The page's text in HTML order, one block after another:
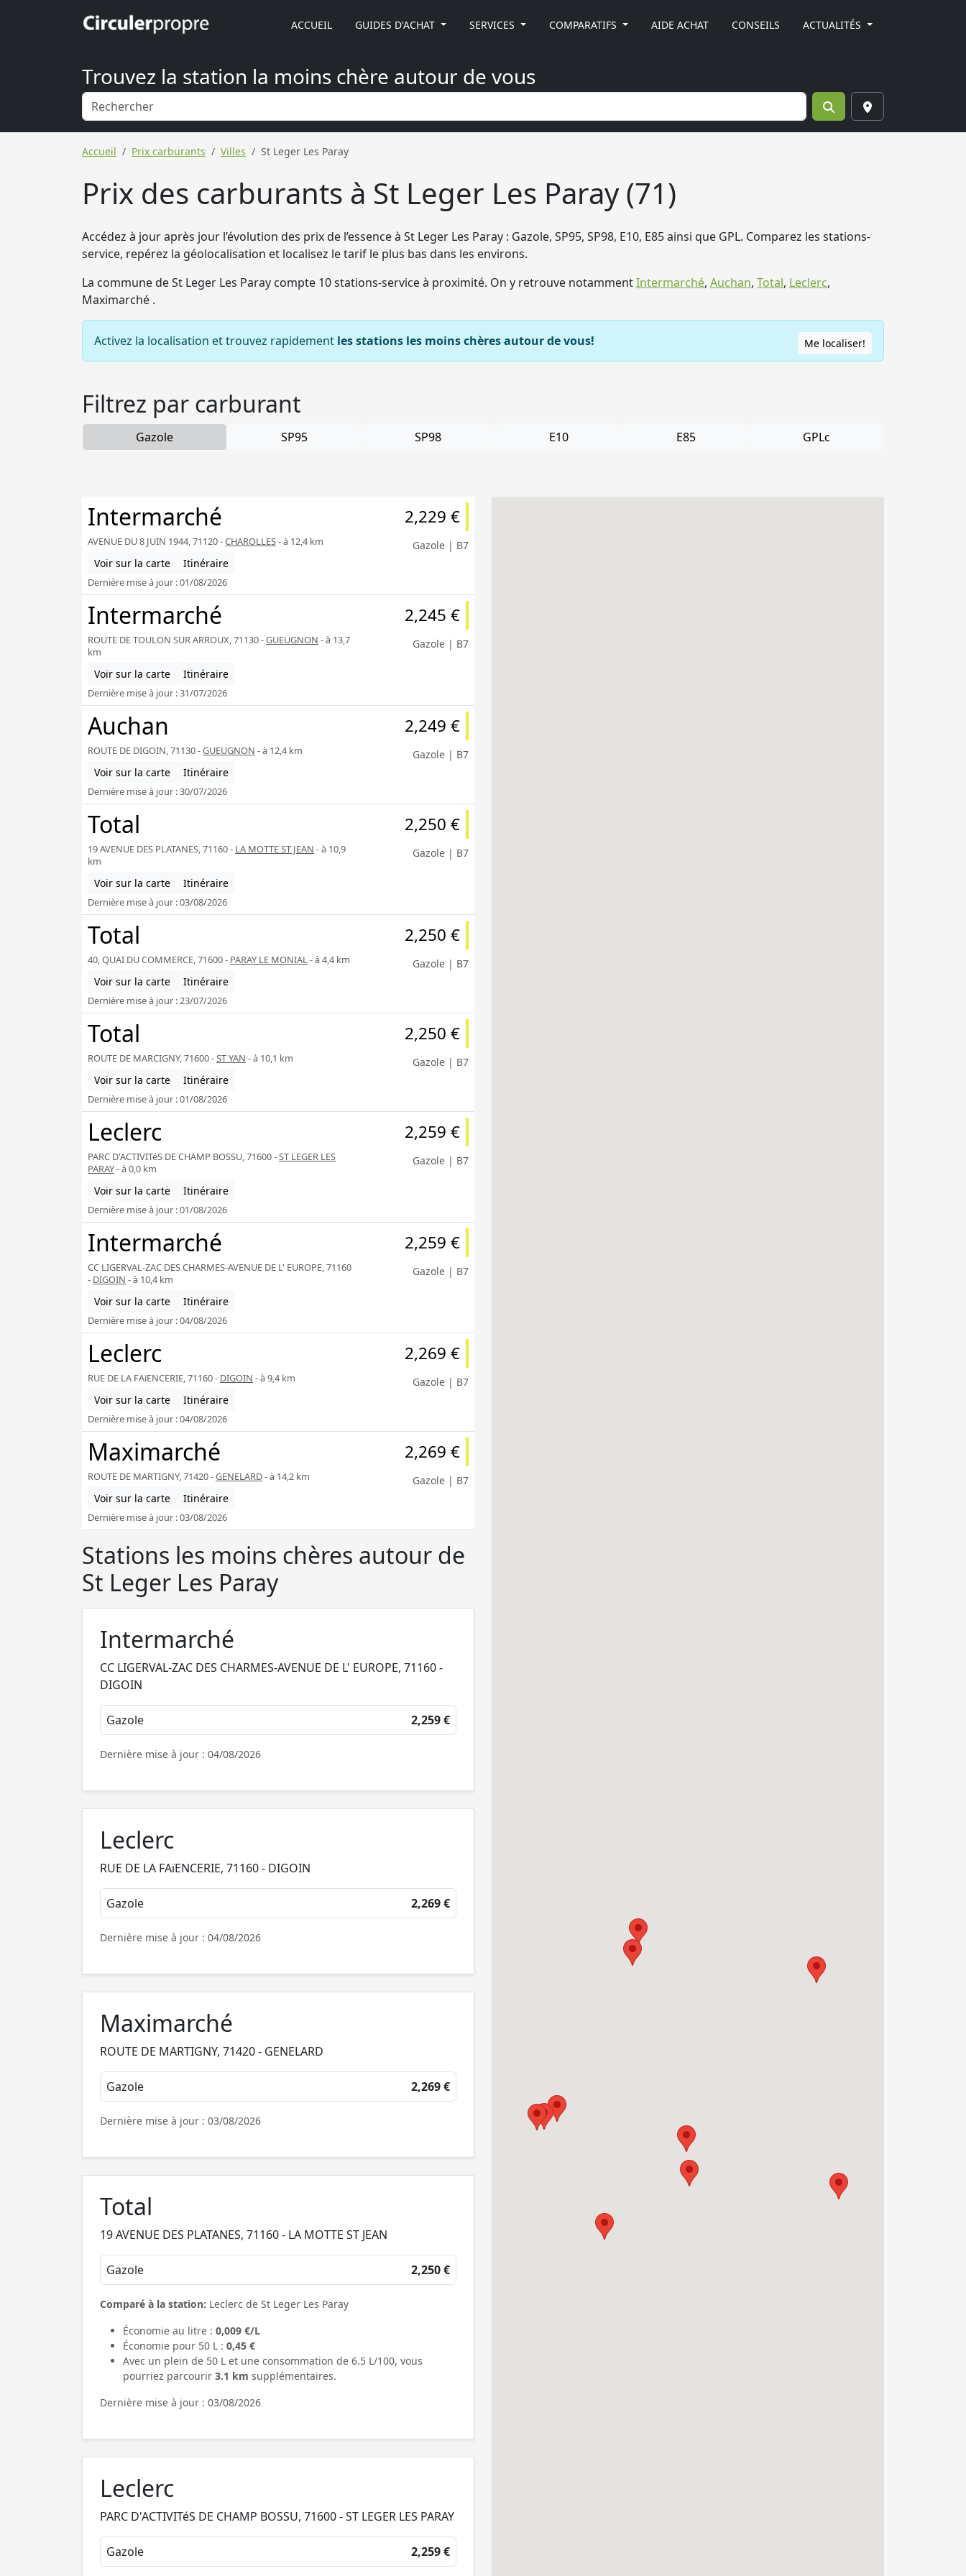
ACCUEIL GUIDES D'ACHAT SERVICES COMPARATIFS AIDE ACHAT CONSEILS ACTUALITÉS
Trouvez la station la moins chère autour de vous
Accueil Prix carburants Villes St Leger Les Paray
Prix des carburants à St Leger Les Paray (71)
Accédez à jour après jour l’évolution des prix de l’essence à St Leger Les Paray : Gazole, SP95, SP98, E10, E85 ainsi que GPL. Comparez les stations-
service, repérez la géolocalisation et localisez le tarif le plus bas dans les environs.
La commune de St Leger Les Paray compte 10 stations-service à proximité. On y retrouve notammentIntermarché, Auchan, Total, Leclerc,
Maximarché .
Activez la localisation et trouvez rapidement les stations les moins chères autour de vous! Me localiser!
Filtrez par carburant
Gazole SP95 SP98 E10 E85 GPLc
Intermarché
AVENUE DU 8 JUIN 1944, 71120 -CHAROLLES- à 12,4 km
Voir sur la carte Itinéraire
Dernière mise à jour : 01/08/2026
2,229 €
Gazole | B7
Intermarché
ROUTE DE TOULON SUR ARROUX, 71130 -GUEUGNON - à 13,7
km
Voir sur la carte Itinéraire
Dernière mise à jour : 31/07/2026
2,245 €
Gazole | B7
Auchan
ROUTE DE DIGOIN, 71130 -GUEUGNON - à 12,4 km
Voir sur la carte Itinéraire
Dernière mise à jour : 30/07/2026
2,249 €
Gazole | B7
Total
19 AVENUE DES PLATANES, 71160 - LA MOTTE ST JEAN - à 10,9
km
Voir sur la carte Itinéraire
Dernière mise à jour : 03/08/2026
2,250 €
Gazole | B7
Total
40, QUAI DU COMMERCE, 71600 - PARAY LE MONIAL- à 4,4 km
Voir sur la carte Itinéraire
Dernière mise à jour : 23/07/2026
2,250 €
Gazole | B7
Total
ROUTE DE MARCIGNY, 71600 -ST YAN - à 10,1 km
Voir sur la carte Itinéraire
Dernière mise à jour : 01/08/2026
2,250 €
Gazole | B7
Leclerc
PARC D'ACTIVITéS DE CHAMP BOSSU, 71600 -ST LEGER LES
PARAY- à 0,0 km
Voir sur la carte Itinéraire
Dernière mise à jour : 01/08/2026
2,259 €
Gazole | B7
Intermarché
CC LIGERVAL-ZAC DES CHARMES-AVENUE DE L' EUROPE, 71160
- DIGOIN - à 10,4 km
Voir sur la carte Itinéraire
Dernière mise à jour : 04/08/2026
2,259 €
Gazole | B7
Leclerc
RUE DE LA FAïENCERIE, 71160 - DIGOIN - à 9,4 km
Voir sur la carte Itinéraire
Dernière mise à jour : 04/08/2026
2,269 €
Gazole | B7
Maximarché
ROUTE DE MARTIGNY, 71420 -GENELARD- à 14,2 km
Voir sur la carte Itinéraire
Dernière mise à jour : 03/08/2026
2,269 €
Gazole | B7
Stations les moins chères autour de
St Leger Les Paray
Intermarché
CC LIGERVAL-ZAC DES CHARMES-AVENUE DE L' EUROPE, 71160 -
DIGOIN
Gazole 2,259 €
Dernière mise à jour : 04/08/2026
Leclerc
RUE DE LA FAïENCERIE, 71160 - DIGOIN
Gazole 2,269 €
Dernière mise à jour : 04/08/2026
Maximarché
ROUTE DE MARTIGNY, 71420 - GENELARD
Gazole 2,269 €
Dernière mise à jour : 03/08/2026
Total
19 AVENUE DES PLATANES, 71160 - LA MOTTE ST JEAN
Gazole 2,250 €
Comparé à la station: Leclerc de St Leger Les Paray
Économie au litre : 0,009 €/L
Économie pour 50 L : 0,45 €
Avec un plein de 50 L et une consommation de 6.5 L/100, vous
pourriez parcourir 3.1 km supplémentaires.
Dernière mise à jour : 03/08/2026
Leclerc
PARC D'ACTIVITéS DE CHAMP BOSSU, 71600 - ST LEGER LES PARAY
Gazole 2,259 €